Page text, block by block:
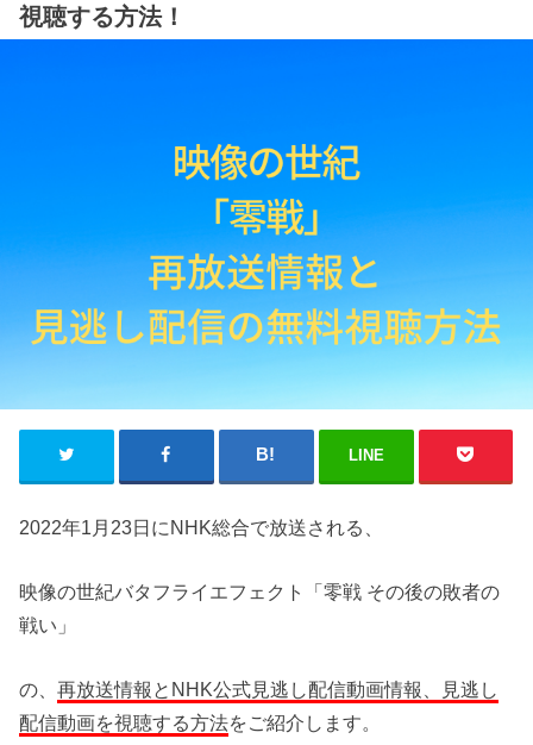
視聴する方法！
LINE
2022年1月23日にNHK総合で放送される、
映像の世紀バタフライエフェクト「零戦 その後の敗者の
戦い」
の、再放送情報とNHK公式見逃し配信動画情報、見逃し
配信動画を視聴する方法をご紹介します。